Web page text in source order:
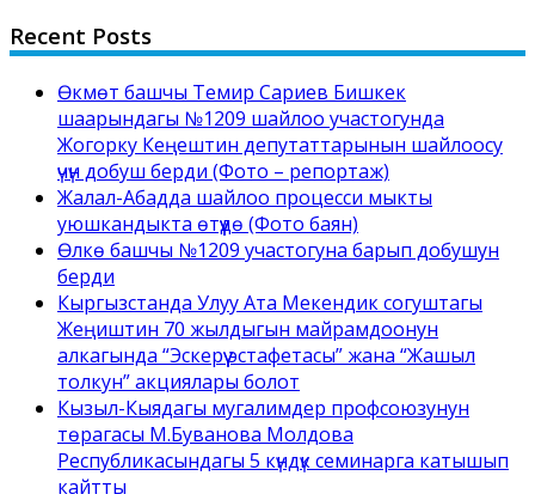
Recent Posts
Өкмөт башчы Темир Сариев Бишкек
шаарындагы №1209 шайлоо участогунда
Жогорку Кеңештин депутаттарынын шайлоосу
үчүн добуш берди (Фото – репортаж)
Жалал-Абадда шайлоо процесси мыкты
уюшкандыкта өтүүдө (Фото баян)
Өлкө башчы №1209 участогуна барып добушун
берди
Кыргызстанда Улуу Ата Мекендик согуштагы
Жеңиштин 70 жылдыгын майрамдоонун
алкагында “Эскерүү эстафетасы” жана “Жашыл
толкун” акциялары болот
Кызыл-Кыядагы мугалимдер профсоюзунун
төрагасы М.Буванова Молдова
Республикасындагы 5 күндүк семинарга катышып
кайтты